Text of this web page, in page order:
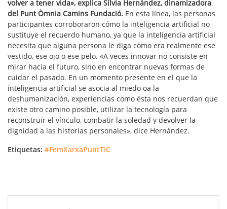
volver a tener vida», explica Sílvia Hernández, dinamizadora
del Punt Òmnia Camins Fundació. En esta línea, las personas
participantes corroboraron cómo la inteligencia artificial no
sustituye el recuerdo humano, ya que la inteligencia artificial
necesita que alguna persona le diga cómo era realmente ese
vestido, ese ojo o ese pelo. «A veces innovar no consiste en
mirar hacia el futuro, sino en encontrar nuevas formas de
cuidar el pasado. En un momento presente en el que la
inteligencia artificial se asocia al miedo oa la
deshumanización, experiencias como ésta nos recuerdan que
existe otro camino posible, utilizar la tecnología para
reconstruir el vínculo, combatir la soledad y devolver la
dignidad a las historias personales», dice Hernández.
Etiquetas: #FemXarxaPuntTIC